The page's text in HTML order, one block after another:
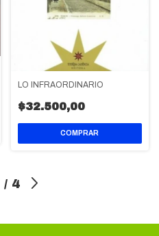
LO INFRAORDINARIO
$32.500,00
/ 4